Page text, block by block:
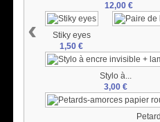
12,00 €
Stiky eyes
1,50 €
Stylo à...
3,00 €
‹